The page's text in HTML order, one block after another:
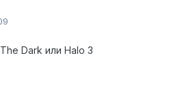
Dark или Halo 3